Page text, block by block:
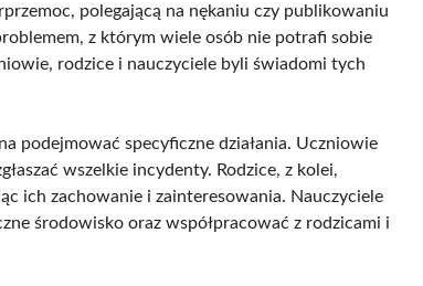
polegającą na nękaniu czy publikowaniu
z którym wiele osób nie potrafi sobie
rodzice i nauczyciele byli świadomi tych
podejmować specyficzne działania. Uczniowie
wszelkie incydenty. Rodzice, z kolei,
ich zachowanie i zainteresowania. Nauczyciele
środowisko oraz współpracować z rodzicami i